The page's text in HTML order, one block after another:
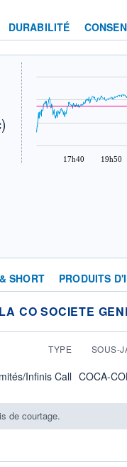
DURABILITÉ
17h40 19h50
SHORT PRODUITS
CO SOCIETE
TYPE SOUS-
Infinis Call COCA-
de courtage.